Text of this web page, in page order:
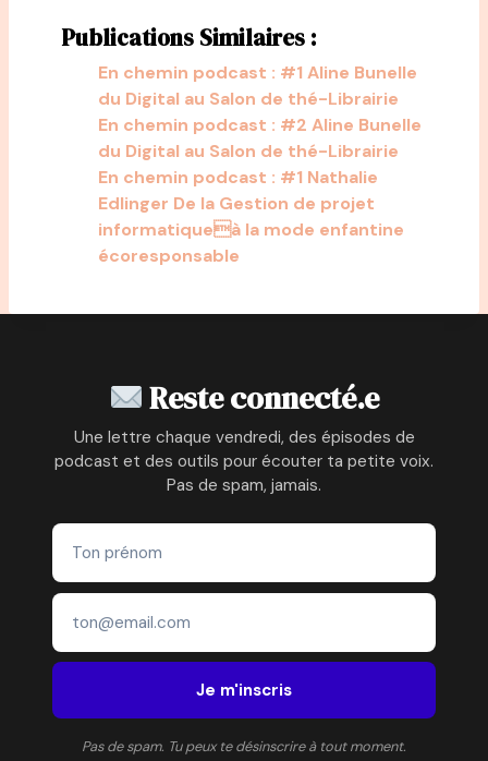
Publications Similaires :
En chemin podcast : #1 Aline Bunelle
du Digital au Salon de thé-Librairie
En chemin podcast : #2 Aline Bunelle
du Digital au Salon de thé-Librairie
En chemin podcast : #1 Nathalie
Edlinger De la Gestion de projet
informatiqueà la mode enfantine
écoresponsable
Reste connecté.e
Une lettre chaque vendredi, des épisodes de
podcast et des outils pour écouter ta petite voix.
Pas de spam, jamais.
Je m'inscris
Pas de spam. Tu peux te désinscrire à tout moment.